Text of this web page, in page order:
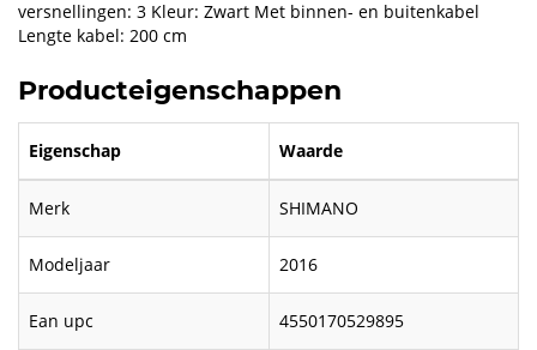
versnellingen: 3 Kleur: Zwart Met binnen- en buitenkabel
Lengte kabel: 200 cm
Producteigenschappen
Eigenschap Waarde
Merk SHIMANO
Modeljaar 2016
Ean upc 4550170529895